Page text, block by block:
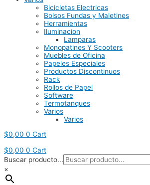
Bicicletas Electricas
Bolsos Fundas y Maletines
Herramientas
Iluminacion
Lamparas
Monopatines Y Scooters
Muebles de Oficina
Papeles Especiales
Productos Discontinuos
Rack
Rollos de Papel
Software
Termotanques
Varios
Varios
$0,00 0 Cart
$0,00 0 Cart
Buscar producto...
×